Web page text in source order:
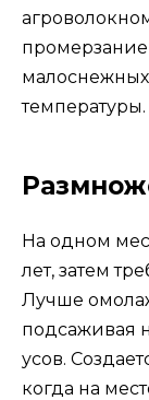
температуры.
На одном
лет, затем
Лучше
подсаживая
усов.
когда на